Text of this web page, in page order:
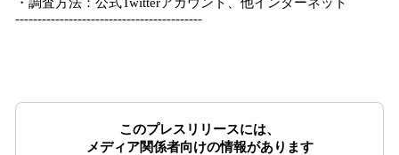
------------------------------------------
このプレスリリースには、
メディア関係者向けの情報があります